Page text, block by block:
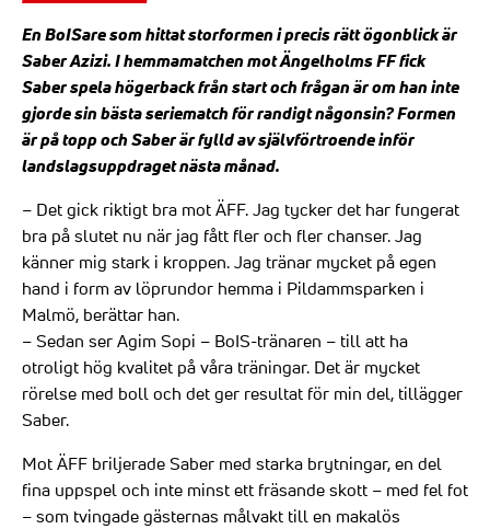
En BoISare som hittat storformen i precis rätt ögonblick är
Saber Azizi. I hemmamatchen mot Ängelholms FF fick
Saber spela högerback från start och frågan är om han inte
gjorde sin bästa seriematch för randigt någonsin? Formen
är på topp och Saber är fylld av självförtroende inför
landslagsuppdraget nästa månad.
– Det gick riktigt bra mot ÄFF. Jag tycker det har fungerat
bra på slutet nu när jag fått fler och fler chanser. Jag
känner mig stark i kroppen. Jag tränar mycket på egen
hand i form av löprundor hemma i Pildammsparken i
Malmö, berättar han.
– Sedan ser Agim Sopi – BoIS-tränaren – till att ha
otroligt hög kvalitet på våra träningar. Det är mycket
rörelse med boll och det ger resultat för min del, tillägger
Saber.
Mot ÄFF briljerade Saber med starka brytningar, en del
fina uppspel och inte minst ett fräsande skott – med fel fot
– som tvingade gästernas målvakt till en makalös